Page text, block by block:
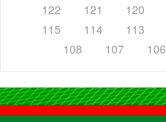
122
121 120
115
114 113
108
107 106